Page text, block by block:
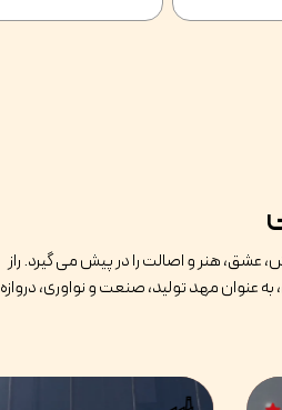
عشق، هنر و اصالت را در پیش می گیرد. راز
عنوان مهد تولید، صنعت و نواوری، دروازه